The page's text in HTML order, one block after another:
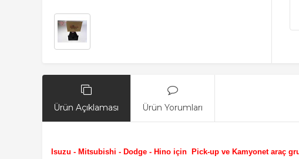
Ürün Açıklaması Ürün Yorumları
Isuzu - Mitsubishi - Dodge - Hino için Pick-up ve Kamyonet araç